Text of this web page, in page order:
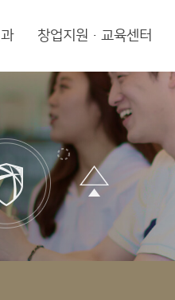
창업지원·교육센터